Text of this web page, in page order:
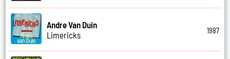
Andre Van Duin
Limericks
1987